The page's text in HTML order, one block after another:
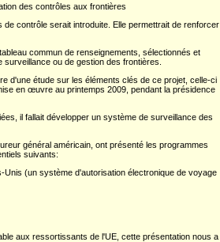
des contrôles aux frontières
contrôle serait introduite. Elle permettrait de renforcer
commun de renseignements, sélectionnés et
ou de gestion des frontières.
d'une étude sur les éléments clés de ce projet, celle-ci
en œuvre au printemps 2009, pendant la présidence
il fallait développer un système de surveillance des
général américain, ont présenté les programmes
suivants:
(un système d'autorisation électronique de voyage
aux ressortissants de l'UE, cette présentation nous a